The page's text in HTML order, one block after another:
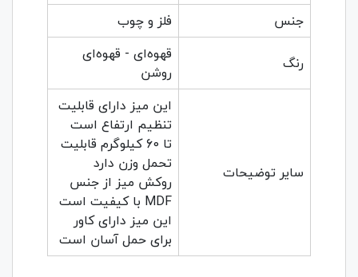
جنس
فلز و چوب
رنگ
قهوه‌ای - قهوه‌ای
روشن
سایر توضیحات
این میز دارای قابلیت
تنظیم ارتفاع است
تا 60 کیلوگرم قابلیت
تحمل وزن دارد
روکش میز از جنس
MDF با کیفیت است
این میز دارای کاور
برای حمل آسان است